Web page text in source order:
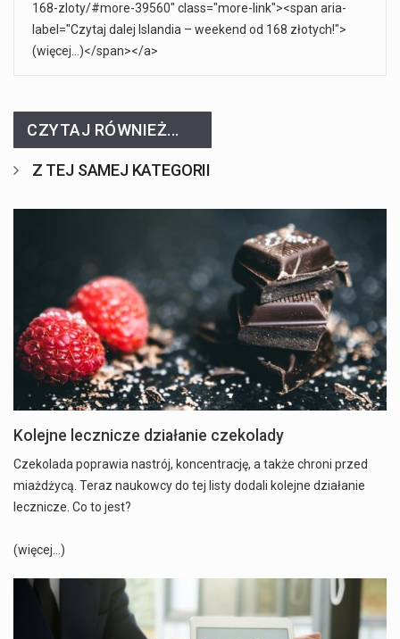
168-zloty/#more-39560" class="more-link"><span aria-
label="Czytaj dalej Islandia – weekend od 168 złotych!">
(więcej…)</span></a>
CZYTAJ RÓWNIEŻ...
Z TEJ SAMEJ KATEGORII
Kolejne lecznicze działanie czekolady
Czekolada poprawia nastrój, koncentrację, a także chroni przed
miażdżycą. Teraz naukowcy do tej listy dodali kolejne działanie
lecznicze. Co to jest?
(więcej…)